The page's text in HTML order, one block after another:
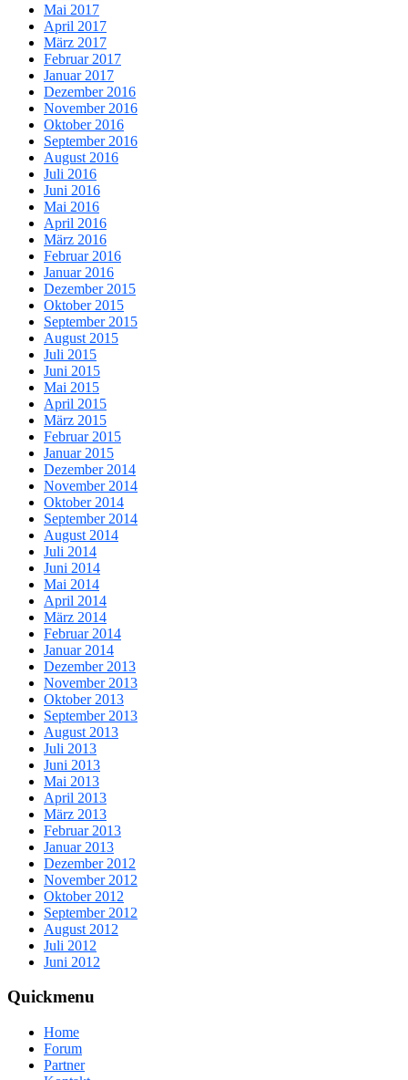
Mai 2017
April 2017
März 2017
Februar 2017
Januar 2017
Dezember 2016
November 2016
Oktober 2016
September 2016
August 2016
Juli 2016
Juni 2016
Mai 2016
April 2016
März 2016
Februar 2016
Januar 2016
Dezember 2015
Oktober 2015
September 2015
August 2015
Juli 2015
Juni 2015
Mai 2015
April 2015
März 2015
Februar 2015
Januar 2015
Dezember 2014
November 2014
Oktober 2014
September 2014
August 2014
Juli 2014
Juni 2014
Mai 2014
April 2014
März 2014
Februar 2014
Januar 2014
Dezember 2013
November 2013
Oktober 2013
September 2013
August 2013
Juli 2013
Juni 2013
Mai 2013
April 2013
März 2013
Februar 2013
Januar 2013
Dezember 2012
November 2012
Oktober 2012
September 2012
August 2012
Juli 2012
Juni 2012
Quickmenu
Home
Forum
Partner